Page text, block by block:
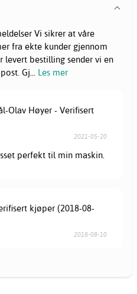
Vi sikrer at våre
fra ekte kunder gjennom
levert bestilling sender vi en
Gj
Les mer
Olav Høyer - Verifisert
2021-05-20
perfekt til min maskin.
kjøper (2018-08-
2018-08-10